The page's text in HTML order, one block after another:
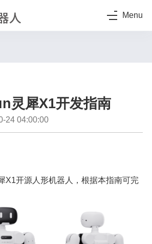
Menu
灵犀X1开发指南
24 04:00:00
X1开源人形机器人，根据本指南可完